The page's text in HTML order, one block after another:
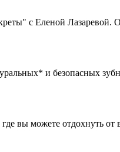
с Еленой Лазаревой.
и безопасных
вы можете отдохнуть